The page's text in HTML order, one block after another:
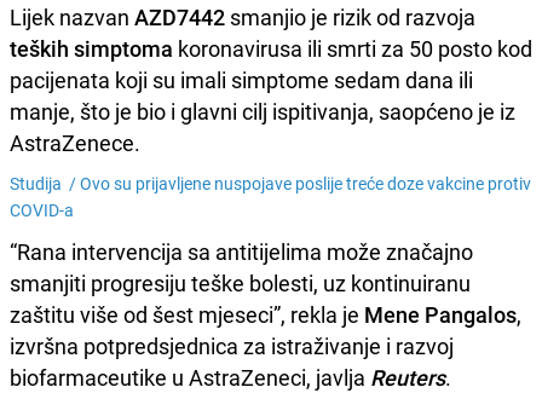
Lijek nazvan AZD7442 smanjio je rizik od razvoja
teških simptoma koronavirusa ili smrti za 50 posto kod
pacijenata koji su imali simptome sedam dana ili
manje, što je bio i glavni cilj ispitivanja, saopćeno je iz
AstraZenece.
Studija /Ovo su prijavljene nuspojave poslije treće doze vakcine protiv
COVID-a
“Rana intervencija sa antitijelima može značajno
smanjiti progresiju teške bolesti, uz kontinuiranu
zaštitu više od šest mjeseci”, rekla je Mene Pangalos,
izvršna potpredsjednica za istraživanje i razvoj
biofarmaceutike u AstraZeneci, javlja Reuters.